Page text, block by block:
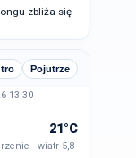
zbliża się
Pojutrze
13:30
21°C
· wiatr 5,8